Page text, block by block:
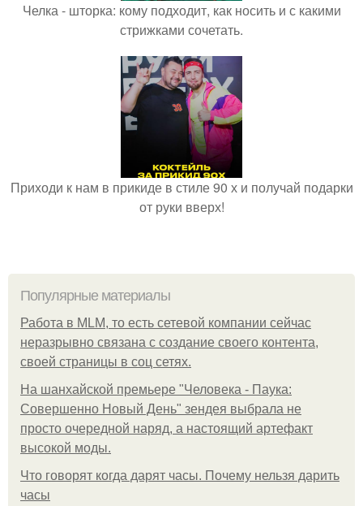
Челка - шторка: кому подходит, как носить и с какими
стрижками сочетать.
Приходи к нам в прикиде в стиле 90 х и получай подарки
от руки вверх!
Популярные материалы
Работа в MLM, то есть сетевой компании сейчас
неразрывно связана с создание своего контента,
своей страницы в соц сетях.
На шанхайской премьере "Человека - Паука:
Совершенно Новый День" зендея выбрала не
просто очередной наряд, а настоящий артефакт
высокой моды.
Что говорят когда дарят часы. Почему нельзя дарить
часы